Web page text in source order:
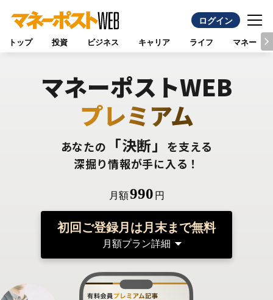
ログイン
トップ 投資 ビジネス キャリア ライフ マネー
マネーポストWEB
プレミアム
あなたの 「決断」
を支える
深掘り情報が手に入る！
月額990 円
初回ご登録月は月末まで無料
月額プラン詳細